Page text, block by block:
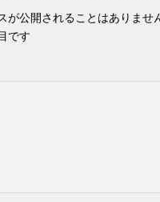
が公開されることはありませ
です